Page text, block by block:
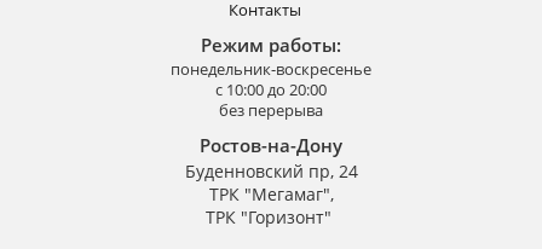
Контакты
Режим работы:
понедельник-воскресенье
с 10:00 до 20:00
без перерыва
Ростов-на-Дону
Буденновский пр, 24
ТРК "Мегамаг",
ТРК "Горизонт"